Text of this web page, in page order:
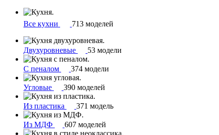
Все кухни 713 моделей
Двухуровневые 53 модели
С пеналом 374 модели
Угловые 390 моделей
Из пластика 371 модель
Из МДФ 607 моделей